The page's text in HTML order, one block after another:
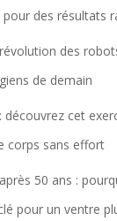
des résultats
des
de demain
cet
corps sans effort
50 ans :
pour un ventre